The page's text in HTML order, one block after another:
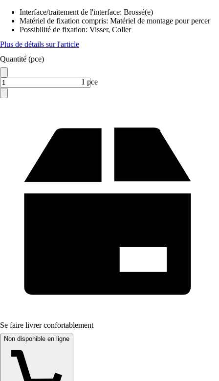
Interface/traitement de l'interface: Brossé(e)
Matériel de fixation compris: Matériel de montage pour percer
Possibilité de fixation: Visser, Coller
Plus de détails sur l'article
Quantité (pce)
1 pce
Se faire livrer confortablement
Non disponible en ligne